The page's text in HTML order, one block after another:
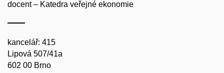
docent – Katedra veřejné ekonomie
kancelář: 415
Lipová 507/41a
602 00 Brno